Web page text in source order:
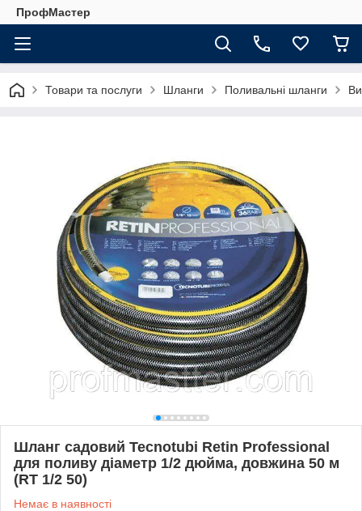
ПрофМастер
Товари та послуги Шланги Поливальні шланги
Шланг садовий Tecnotubi Retin Professional
для поливу діаметр 1/2 дюйма, довжина 50 м
(RT 1/2 50)
Немає в наявності